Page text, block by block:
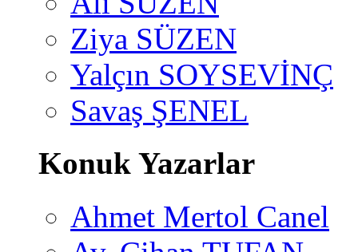
Ziya SÜZEN
Yalçın SOYSEVİNÇ
Savaş ŞENEL
Konuk Yazarlar
Ahmet Mertol Canel